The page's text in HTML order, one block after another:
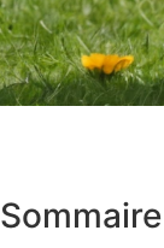
Sommaire